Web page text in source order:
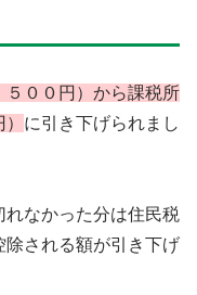
００円）から課税所
に引き下げられまし
なかった分は住民税
される額が引き下げ